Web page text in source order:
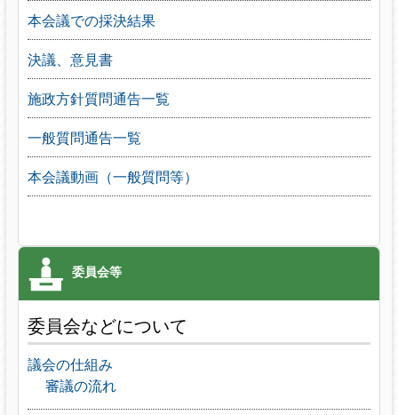
本会議での採決結果
決議、意見書
施政方針質問通告一覧
一般質問通告一覧
本会議動画（一般質問等）
委員会などについて
議会の仕組み
審議の流れ